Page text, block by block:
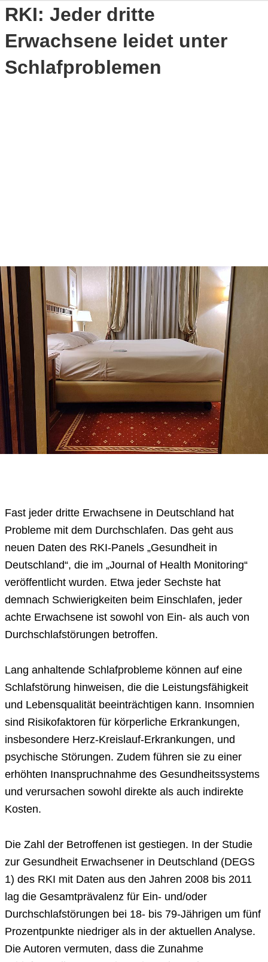
RKI: Jeder dritte
Erwachsene leidet unter
Schlafproblemen
Fast jeder dritte Erwachsene in Deutschland hat
Probleme mit dem Durchschlafen. Das geht aus
neuen Daten des RKI-Panels „Gesundheit in
Deutschland“, die im „Journal of Health Monitoring“
veröffentlicht wurden. Etwa jeder Sechste hat
demnach Schwierigkeiten beim Einschlafen, jeder
achte Erwachsene ist sowohl von Ein- als auch von
Durchschlafstörungen betroffen.
Lang anhaltende Schlafprobleme können auf eine
Schlafstörung hinweisen, die die Leistungsfähigkeit
und Lebensqualität beeinträchtigen kann. Insomnien
sind Risikofaktoren für körperliche Erkrankungen,
insbesondere Herz-Kreislauf-Erkrankungen, und
psychische Störungen. Zudem führen sie zu einer
erhöhten Inanspruchnahme des Gesundheitssystems
und verursachen sowohl direkte als auch indirekte
Kosten.
Die Zahl der Betroffenen ist gestiegen. In der Studie
zur Gesundheit Erwachsener in Deutschland (DEGS
1) des RKI mit Daten aus den Jahren 2008 bis 2011
lag die Gesamtprävalenz für Ein- und/oder
Durchschlafstörungen bei 18- bis 79-Jährigen um fünf
Prozentpunkte niedriger als in der aktuellen Analyse.
Die Autoren vermuten, dass die Zunahme